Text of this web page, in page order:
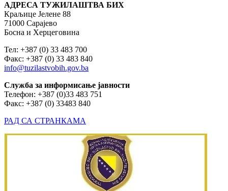
АДРЕСА ТУЖИЛАШТВА БИХ
Краљице Јелене 88
71000 Сарајево
Босна и Херцеговина
Тел: +387 (0) 33 483 700
Факс: +387 (0) 33 483 840
info@tuzilastvobih.gov.ba
Служба за информисање јавности
Телефон: +387 (0)33 483 751
Факс: +387 (0) 33483 840
РАД СА СТРАНКАМА